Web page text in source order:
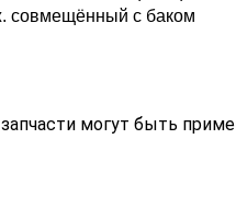
совмещённый с баком
могут быть